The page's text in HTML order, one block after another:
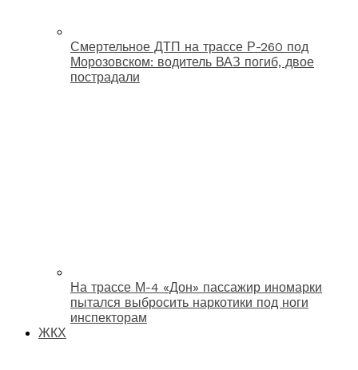
Смертельное ДТП на трассе Р-260 под
Морозовском: водитель ВАЗ погиб, двое
пострадали
На трассе М-4 «Дон» пассажир иномарки
пытался выбросить наркотики под ноги
инспекторам
ЖКХ